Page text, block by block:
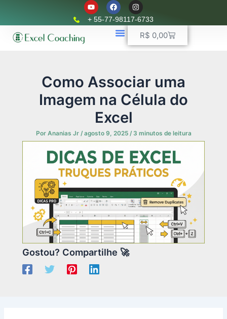
conteúdo
Y
o
u
t
F
a
c
e
b
o
I
n
s
t
r
+ 55-77-98117-6733
R$ 0,00Carrinho
Como Associar uma
Imagem na Célula do
Excel
Por Ananias Jr /agosto 9, 2025 / 3 minutos de leitura
Gostou? Compartilhe 🚀